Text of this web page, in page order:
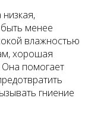
менее
влажностью
хорошая
Она помогает
гниение